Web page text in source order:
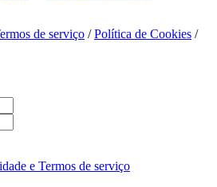
de serviço /Política de Cookies /
e Termos de serviço